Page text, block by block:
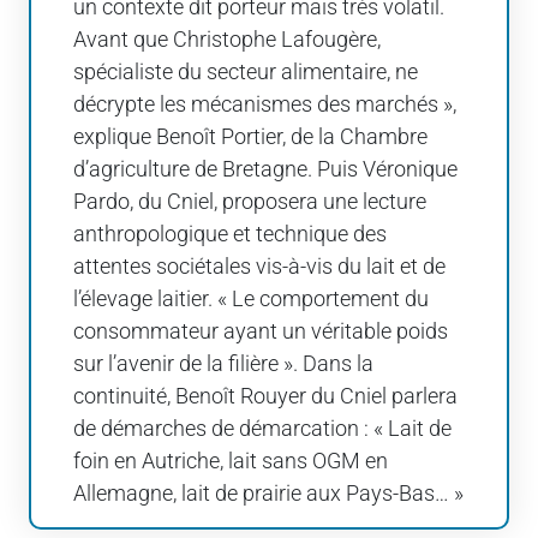
un contexte dit porteur mais très volatil.
Avant que Christophe Lafougère,
spécialiste du secteur alimentaire, ne
décrypte les mécanismes des marchés »,
explique Benoît Portier, de la Chambre
d’agriculture de Bretagne. Puis Véronique
Pardo, du Cniel, proposera une lecture
anthropologique et technique des
attentes sociétales vis-à-vis du lait et de
l’élevage laitier. « Le comportement du
consommateur ayant un véritable poids
sur l’avenir de la filière ». Dans la
continuité, Benoît Rouyer du Cniel parlera
de démarches de démarcation : « Lait de
foin en Autriche, lait sans OGM en
Allemagne, lait de prairie aux Pays-Bas… »